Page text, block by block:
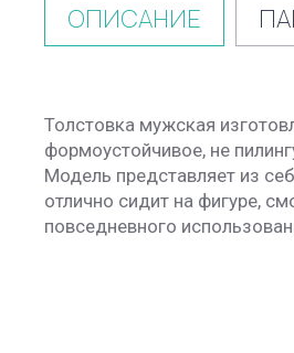
ОПИСАНИЕ
Толстовка мужская
формоустойчивое, не
Модель представляет из
отлично сидит на фигуре,
повседневного